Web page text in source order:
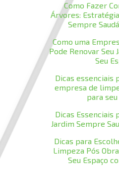
Como Fazer
Árvores:
Sempre
Como uma
Pode Renovar Seu
Seu
Dicas essenciais
empresa de
para
Dicas Essenciais
Jardim Sempre
Dicas para
Limpeza Pós
Seu Espaço